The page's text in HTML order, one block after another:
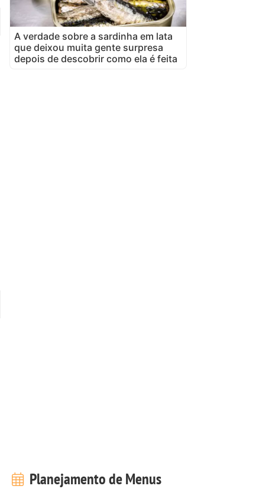
A verdade sobre a sardinha em lata
que deixou muita gente surpresa
depois de descobrir como ela é feita
Planejamento de Menus